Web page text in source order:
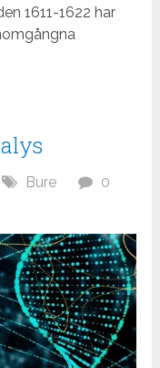
1611-1622 har
Bure
0